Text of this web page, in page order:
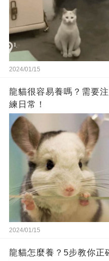
2024/01/15
龍貓很容易養嗎？需要
練日常！
2024/01/15
龍貓怎麼養？5步教你正